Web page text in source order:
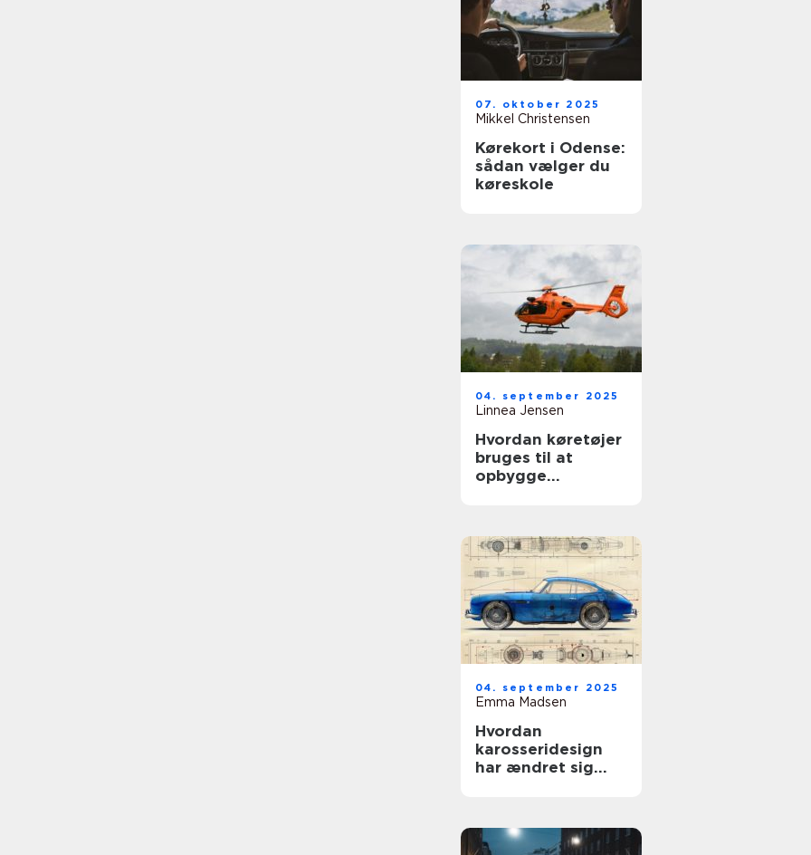
07. oktober 2025
Mikkel Christensen
Kørekort i Odense:
sådan vælger du
køreskole
04. september 2025
Linnea Jensen
Hvordan køretøjer
bruges til at
opbygge
04. september 2025
Emma Madsen
Hvordan
karosseridesign
har ændret sig